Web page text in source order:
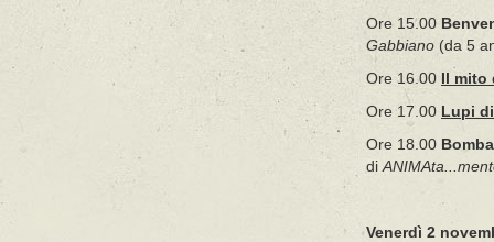
Ore 15.00
Gabbiano (da 5
Ore 16.00
Il
Ore 17.00 Lupi
Ore 18.00
di
Venerdì 2